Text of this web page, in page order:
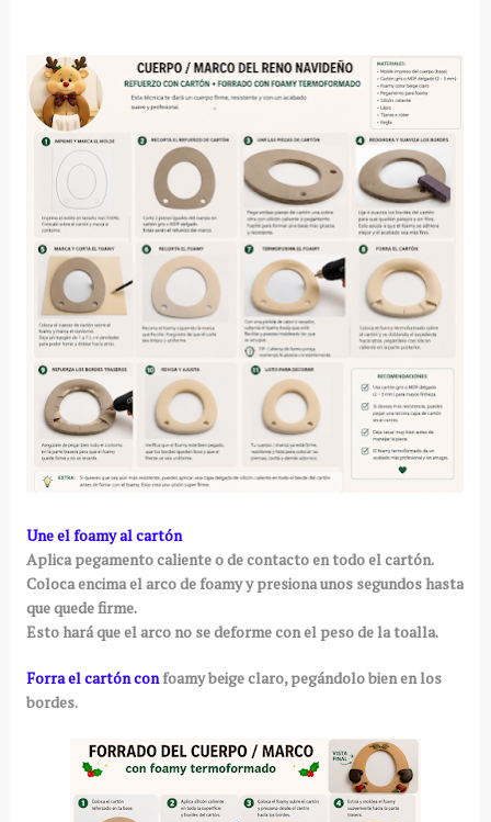
Une el foamy al cartón
Aplica pegamento caliente o de contacto en todo el cartón.
Coloca encima el arco de foamy y presiona unos segundos hasta
que quede firme.
Esto hará que el arco no se deforme con el peso de la toalla.
Forra el cartón confoamy beige claro, pegándolo bien en los
bordes.